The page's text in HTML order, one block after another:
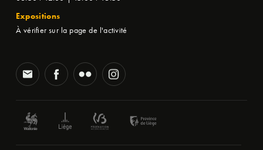
Expositions
À vérifier sur la page de l'activité